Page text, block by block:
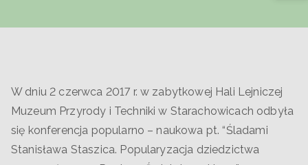
W dniu 2 czerwca 2017 r. w zabytkowej Hali Lejniczej
Muzeum Przyrody i Techniki w Starachowicach odbyła
się konferencja popularno – naukowa pt. “Śladami
Stanisława Staszica. Popularyzacja dziedzictwa